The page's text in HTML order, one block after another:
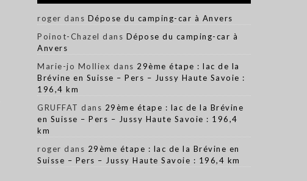
roger dans Dépose du camping-car à Anvers
Poinot-Chazel dans Dépose du camping-car à
Anvers
Marie-jo Molliex dans 29ème étape : lac de la
Brévine en Suisse – Pers – Jussy Haute Savoie :
196,4 km
GRUFFAT dans 29ème étape : lac de la Brévine
en Suisse – Pers – Jussy Haute Savoie : 196,4
km
roger dans 29ème étape : lac de la Brévine en
Suisse – Pers – Jussy Haute Savoie : 196,4 km